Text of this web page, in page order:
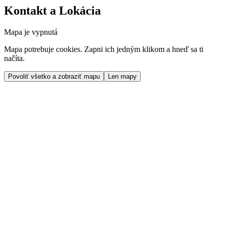
Kontakt a Lokácia
Mapa je vypnutá
Mapa potrebuje cookies. Zapni ich jedným klikom a hneď sa ti
načíta.
Povoliť všetko a zobraziť mapu Len mapy